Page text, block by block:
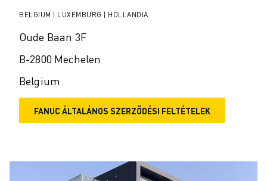
KAPCSOLAT
KAPCSOLAT
IMPRESSZUM
BELGIUM | LUXEMBURG | HOLLANDIA
Oude Baan 3F
B-2800 Mechelen
Belgium
FANUC ÁLTALÁNOS SZERZŐDÉSI FELTÉTELEK